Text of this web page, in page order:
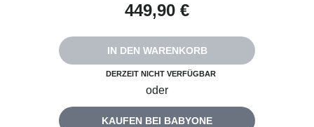
449,90 €
IN DEN WARENKORB
DERZEIT NICHT VERFÜGBAR
oder
KAUFEN BEI BABYONE